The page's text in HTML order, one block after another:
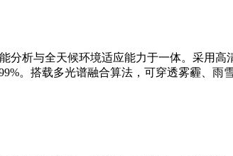
析与全天候环境适应能力于一体。采用高
。搭载多光谱融合算法，可穿透雾霾、雨